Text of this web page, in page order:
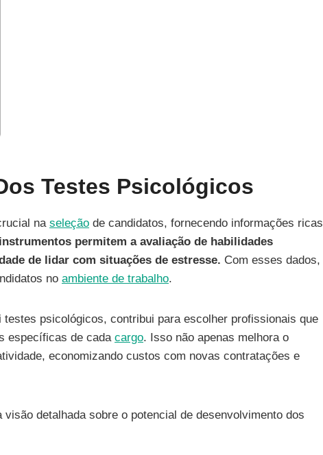
Testes Psicológicos
na seleção de candidatos, fornecendo informações ricas
permitem a avaliação de habilidades
de lidar com situações de estresse. Com esses dados,
no ambiente de trabalho.
psicológicos, contribui para escolher profissionais que
específicas de cada cargo. Isso não apenas melhora o
economizando custos com novas contratações e
detalhada sobre o potencial de desenvolvimento dos